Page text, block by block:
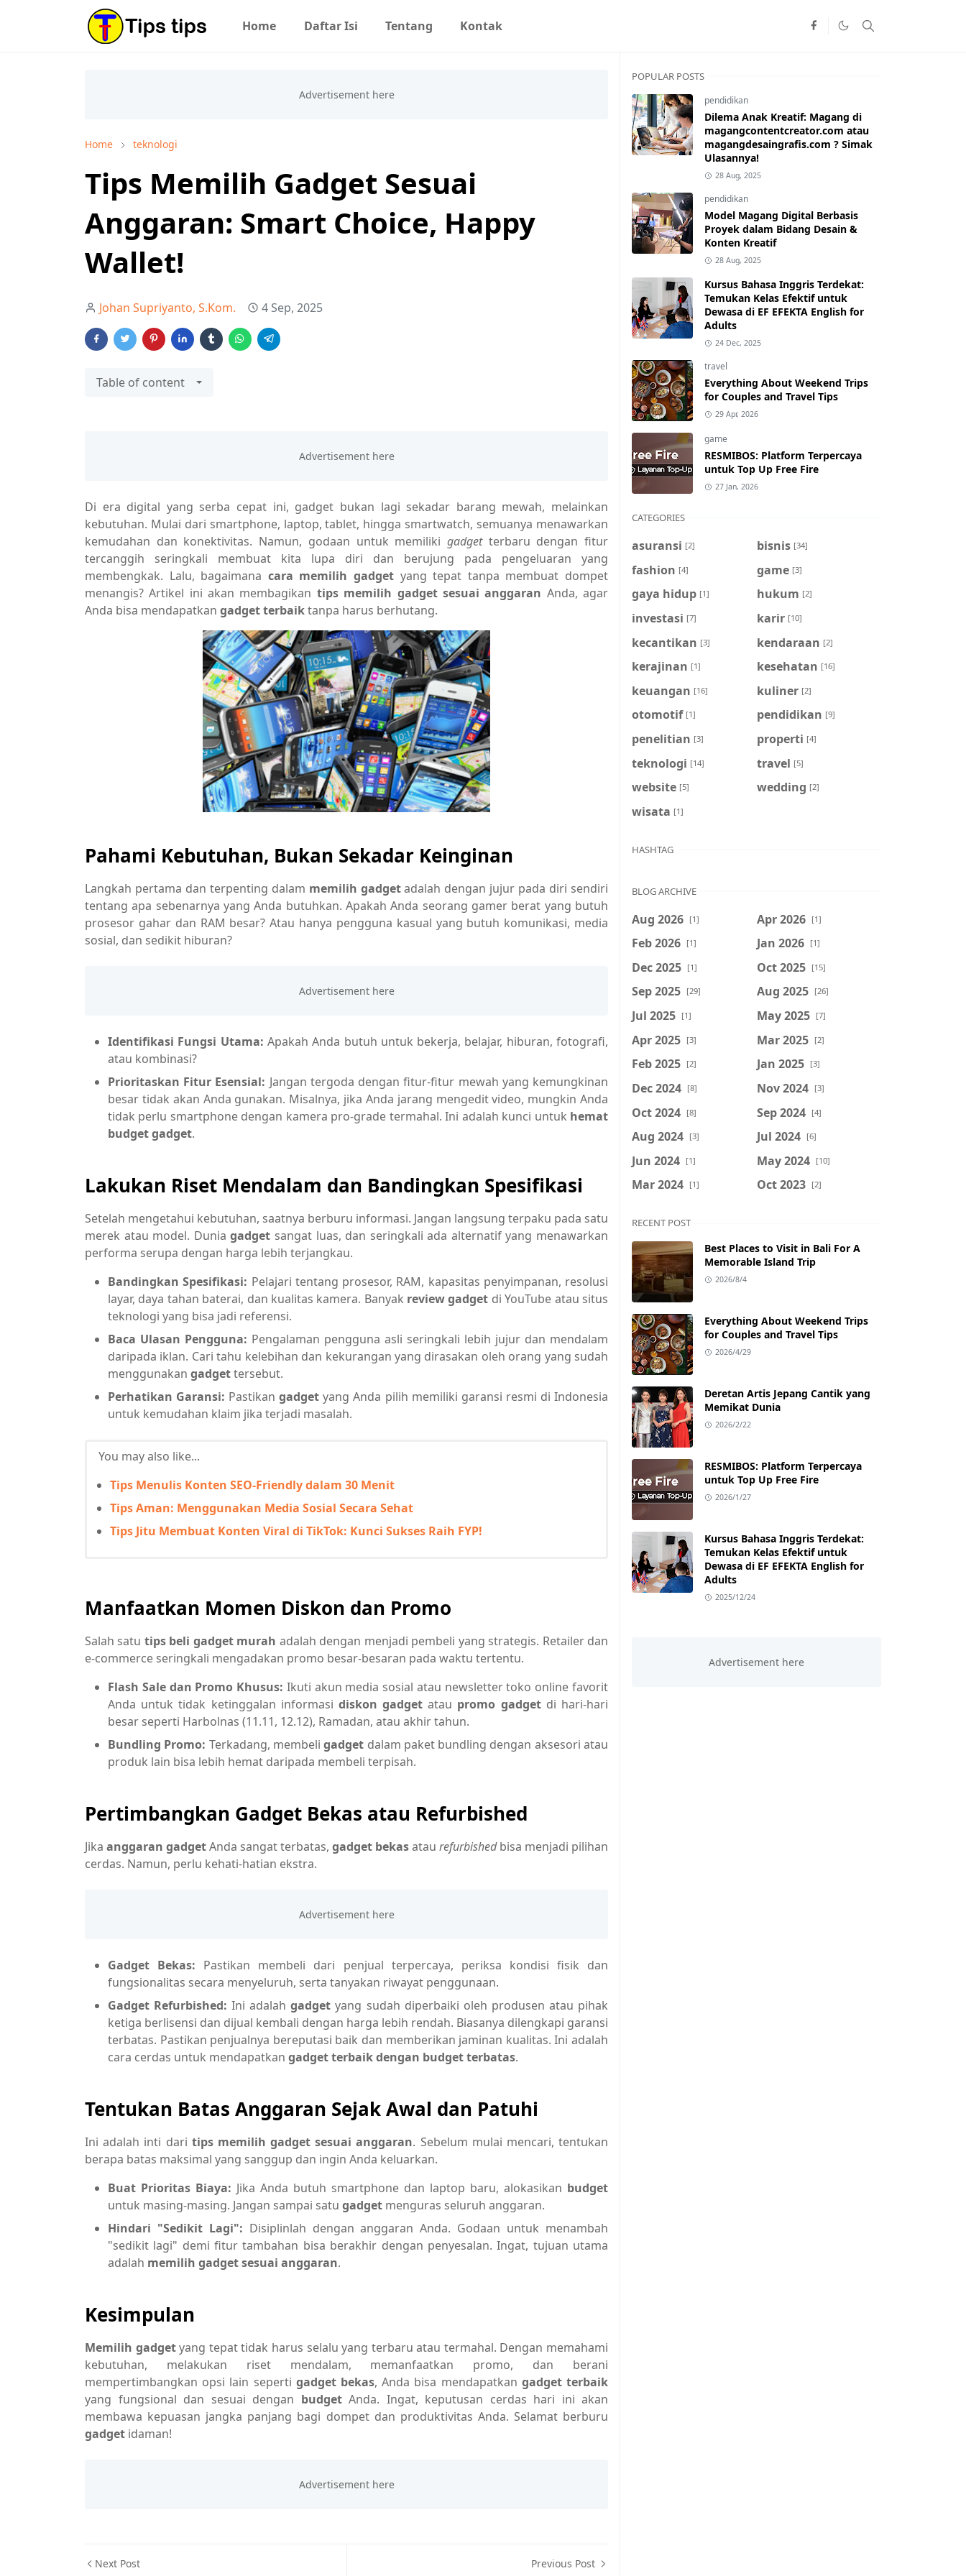
Home Daftar Isi Tentang Kontak
Home teknologi
Tips Memilih Gadget Sesuai
Anggaran: Smart Choice, Happy
Wallet!
Johan Supriyanto, S.Kom. 4 Sep, 2025
Table of content
Di era digital yang serba cepat ini, gadget bukan lagi sekadar barang mewah, melainkan
kebutuhan. Mulai dari smartphone, laptop, tablet, hingga smartwatch, semuanya menawarkan
kemudahan dan konektivitas. Namun, godaan untuk memiliki gadgetterbaru dengan fitur
tercanggih seringkali membuat kita lupa diri dan berujung pada pengeluaran yang
membengkak. Lalu, bagaimana cara memilih gadget yang tepat tanpa membuat dompet
menangis? Artikel ini akan membagikan tips memilih gadget sesuai anggaran Anda, agar
Anda bisa mendapatkan gadget terbaiktanpa harus berhutang.
Pahami Kebutuhan, Bukan Sekadar Keinginan
Langkah pertama dan terpenting dalam memilih gadgetadalah dengan jujur pada diri sendiri
tentang apa sebenarnya yang Anda butuhkan. Apakah Anda seorang gamer berat yang butuh
prosesor gahar dan RAM besar? Atau hanya pengguna kasual yang butuh komunikasi, media
sosial, dan sedikit hiburan?
Identifikasi Fungsi Utama: Apakah Anda butuh untuk bekerja, belajar, hiburan, fotografi,
atau kombinasi?
Prioritaskan Fitur Esensial: Jangan tergoda dengan fitur-fitur mewah yang kemungkinan
besar tidak akan Anda gunakan. Misalnya, jika Anda jarang mengedit video, mungkin Anda
tidak perlu smartphone dengan kamera pro-grade termahal. Ini adalah kunci untuk hemat
budget gadget.
Lakukan Riset Mendalam dan Bandingkan Spesifikasi
Setelah mengetahui kebutuhan, saatnya berburu informasi. Jangan langsung terpaku pada satu
merek atau model. Duniagadget sangat luas, dan seringkali ada alternatif yang menawarkan
performa serupa dengan harga lebih terjangkau.
Bandingkan Spesifikasi: Pelajari tentang prosesor, RAM, kapasitas penyimpanan, resolusi
layar, daya tahan baterai, dan kualitas kamera. Banyak review gadget di YouTube atau situs
teknologi yang bisa jadi referensi.
Baca Ulasan Pengguna: Pengalaman pengguna asli seringkali lebih jujur dan mendalam
daripada iklan. Cari tahu kelebihan dan kekurangan yang dirasakan oleh orang yang sudah
menggunakan gadgettersebut.
Perhatikan Garansi: Pastikangadget yang Anda pilih memiliki garansi resmi di Indonesia
untuk kemudahan klaim jika terjadi masalah.
You may also like...
Tips Menulis Konten SEO-Friendly dalam 30 Menit
Tips Aman: Menggunakan Media Sosial Secara Sehat
Tips Jitu Membuat Konten Viral di TikTok: Kunci Sukses Raih FYP!
Manfaatkan Momen Diskon dan Promo
Salah satu tips beli gadget murah adalah dengan menjadi pembeli yang strategis. Retailer dan
e-commerce seringkali mengadakan promo besar-besaran pada waktu tertentu.
Flash Sale dan Promo Khusus: Ikuti akun media sosial atau newsletter toko online favorit
Anda untuk tidak ketinggalan informasi diskon gadget atau promo gadgetdi hari-hari
besar seperti Harbolnas (11.11, 12.12), Ramadan, atau akhir tahun.
Bundling Promo: Terkadang, membeligadget dalam paket bundling dengan aksesori atau
produk lain bisa lebih hemat daripada membeli terpisah.
Pertimbangkan Gadget Bekas atau Refurbished
Jika anggaran gadgetAnda sangat terbatas, gadget bekasatau refurbishedbisa menjadi pilihan
cerdas. Namun, perlu kehati-hatian ekstra.
Gadget Bekas: Pastikan membeli dari penjual terpercaya, periksa kondisi fisik dan
fungsionalitas secara menyeluruh, serta tanyakan riwayat penggunaan.
Gadget Refurbished: Ini adalahgadget yang sudah diperbaiki oleh produsen atau pihak
ketiga berlisensi dan dijual kembali dengan harga lebih rendah. Biasanya dilengkapi garansi
terbatas. Pastikan penjualnya bereputasi baik dan memberikan jaminan kualitas. Ini adalah
cara cerdas untuk mendapatkan gadget terbaik dengan budget terbatas.
Tentukan Batas Anggaran Sejak Awal dan Patuhi
Ini adalah inti dari tips memilih gadget sesuai anggaran. Sebelum mulai mencari, tentukan
berapa batas maksimal yang sanggup dan ingin Anda keluarkan.
Buat Prioritas Biaya: Jika Anda butuh smartphone dan laptop baru, alokasikan budget
untuk masing-masing. Jangan sampai satu gadget menguras seluruh anggaran.
Hindari "Sedikit Lagi": Disiplinlah dengan anggaran Anda. Godaan untuk menambah
"sedikit lagi" demi fitur tambahan bisa berakhir dengan penyesalan. Ingat, tujuan utama
adalah memilih gadget sesuai anggaran.
Kesimpulan
Memilih gadgetyang tepat tidak harus selalu yang terbaru atau termahal. Dengan memahami
kebutuhan, melakukan riset mendalam, memanfaatkan promo, dan berani
mempertimbangkan opsi lain seperti gadget bekas, Anda bisa mendapatkan gadget terbaik
yang fungsional dan sesuai dengan budgetAnda. Ingat, keputusan cerdas hari ini akan
membawa kepuasan jangka panjang bagi dompet dan produktivitas Anda. Selamat berburu
gadget idaman!
Next Post Previous Post
POPULAR POSTS
pendidikan
Dilema Anak Kreatif: Magang di
magangcontentcreator.com atau
magangdesaingrafis.com ? Simak
Ulasannya!
28 Aug, 2025
pendidikan
Model Magang Digital Berbasis
Proyek dalam Bidang Desain &
Konten Kreatif
28 Aug, 2025
Kursus Bahasa Inggris Terdekat:
Temukan Kelas Efektif untuk
Dewasa di EF EFEKTA English for
Adults
24 Dec, 2025
travel
Everything About Weekend Trips
for Couples and Travel Tips
29 Apr, 2026
game
RESMIBOS: Platform Terpercaya
untuk Top Up Free Fire
27 Jan, 2026
CATEGORIES
asuransi [2] bisnis [34]
fashion [4] game [3]
gaya hidup [1] hukum [2]
investasi [7] karir [10]
kecantikan [3] kendaraan [2]
kerajinan [1] kesehatan [16]
keuangan [16] kuliner [2]
otomotif [1] pendidikan [9]
penelitian [3] properti [4]
teknologi [14] travel [5]
website [5] wedding [2]
wisata [1]
HASHTAG
BLOG ARCHIVE
Aug 2026 [1] Apr 2026 [1]
Feb 2026 [1] Jan 2026 [1]
Dec 2025 [1] Oct 2025 [15]
Sep 2025 [29] Aug 2025 [26]
Jul 2025 [1] May 2025 [7]
Apr 2025 [3] Mar 2025 [2]
Feb 2025 [2] Jan 2025 [3]
Dec 2024 [8] Nov 2024 [3]
Oct 2024 [8] Sep 2024 [4]
Aug 2024 [3] Jul 2024 [6]
Jun 2024 [1] May 2024 [10]
Mar 2024 [1] Oct 2023 [2]
RECENT POST
Best Places to Visit in Bali For A
Memorable Island Trip
2026/8/4
Everything About Weekend Trips
for Couples and Travel Tips
2026/4/29
Deretan Artis Jepang Cantik yang
Memikat Dunia
2026/2/22
RESMIBOS: Platform Terpercaya
untuk Top Up Free Fire
2026/1/27
Kursus Bahasa Inggris Terdekat:
Temukan Kelas Efektif untuk
Dewasa di EF EFEKTA English for
Adults
2025/12/24